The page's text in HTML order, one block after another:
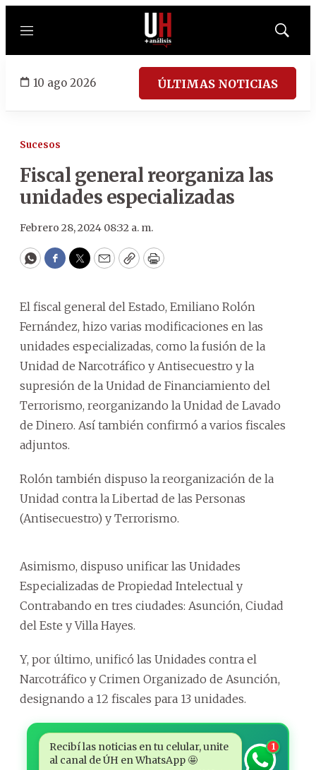
Menú
Mostrar
10 ago 2026 ÚLTIMAS NOTICIAS
Sucesos
Fiscal general reorganiza las
unidades especializadas
Febrero 28, 2024 08:32 a. m.
WhatsApp
Facebook
Twitter
EmailCopyPrint
El fiscal general del Estado, Emiliano Rolón
Fernández, hizo varias modificaciones en las
unidades especializadas, como la fusión de la
Unidad de Narcotráfico y Antisecuestro y la
supresión de la Unidad de Financiamiento del
Terrorismo, reorganizando la Unidad de Lavado
de Dinero. Así también confirmó a varios fiscales
adjuntos.
Rolón también dispuso la reorganización de la
Unidad contra la Libertad de las Personas
(Antisecuestro) y Terrorismo.
Asimismo, dispuso unificar las Unidades
Especializadas de Propiedad Intelectual y
Contrabando en tres ciudades: Asunción, Ciudad
del Este y Villa Hayes.
Y, por último, unificó las Unidades contra el
Narcotráfico y Crimen Organizado de Asunción,
designando a 12 fiscales para 13 unidades.
Recibí las noticias en tu celular, unite
al canal de ÚH en WhatsApp 🤩
1